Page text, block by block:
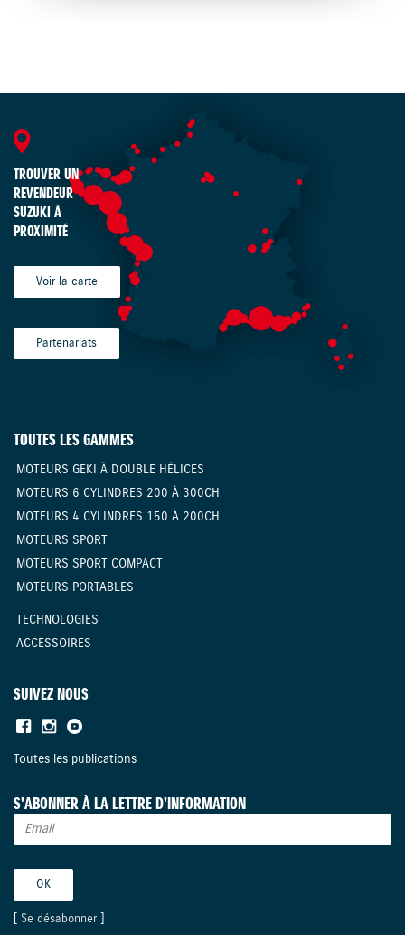
TROUVER UN
REVENDEUR
SUZUKI À
PROXIMITÉ
Voir la carte
Partenariats
TOUTES LES GAMMES
MOTEURS GEKI À DOUBLE HÉLICES
MOTEURS 6 CYLINDRES 200 À 300CH
MOTEURS 4 CYLINDRES 150 À 200CH
MOTEURS SPORT
MOTEURS SPORT COMPACT
MOTEURS PORTABLES
TECHNOLOGIES
ACCESSOIRES
SUIVEZ NOUS
Toutes les publications
S'ABONNER À LA LETTRE D'INFORMATION
Se désabonner